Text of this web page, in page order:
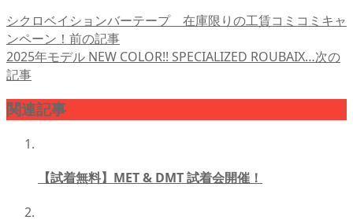
シクロベイションバーテープ 在庫限りの工賃コミコミキャ
ンペーン！ 前の記事
2025年モデル NEW COLOR!! SPECIALIZED ROUBAIX…次の
記事
関連記事
【試着無料】MET & DMT 試着会開催！